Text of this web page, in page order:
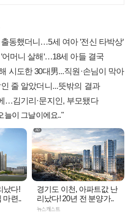
동했더니…5세 여아 '전신 타박상'
어머니 살해'…18세 아들 결국
시도한 30대男...직원·손님이 막아
줄 알았더니...뜻밖의 결과
…김기리·문지인, 부모됐다
늘이 그날이에요.."
났다!
마련..
경기도 이천, 아파트값 난
리났다! 20년 전 분양가..
뉴스캐스트